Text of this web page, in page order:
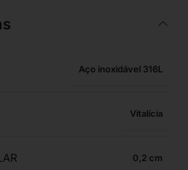
Aço inoxidável 316L
Vitalícia
0,2